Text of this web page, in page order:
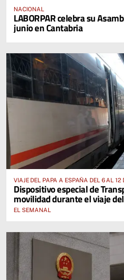
NACIONAL
LABORPAR celebra su
junio en Cantabria
VIAJE DEL PAPA A ESPAÑA DEL 6 AL 12
Dispositivo especial de
movilidad durante el viaje
EL SEMANAL